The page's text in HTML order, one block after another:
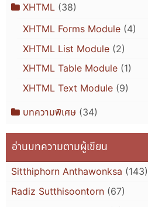
XHTML (38)
XHTML Forms Module(4)
XHTML List Module(2)
XHTML Table Module(1)
XHTML Text Module(9)
บทความพิเศษ(34)
อ่านบทความตามผู้เขียน
Sitthiphorn Anthawonksa (143)
Radiz Sutthisoontorn (67)